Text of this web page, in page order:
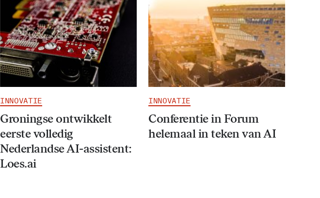
INNOVATIE
Groningse ontwikkelt
eerste volledig
Nederlandse AI-assistent:
Loes.ai
INNOVATIE
Conferentie in Forum
helemaal in teken van AI